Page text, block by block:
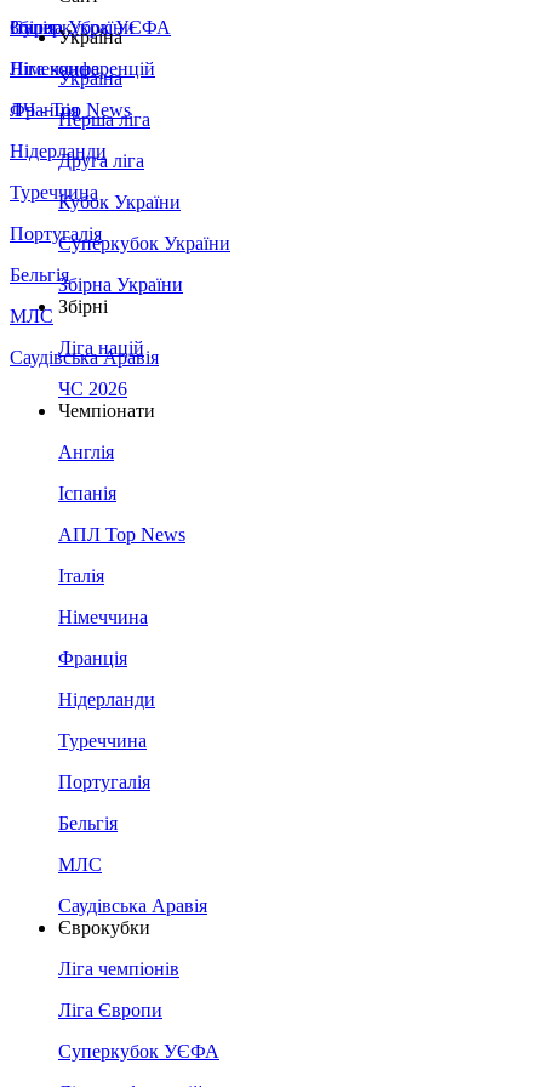
Збірна України
Італія
Німеччина
Франція
Нідерланди
Туреччина
Португалія
Бельгія
МЛС
Саудівська Аравія
Суперкубок УЄФА
Ліга конференцій
ЛЧ - Top News
Україна
Україна
Перша ліга
Друга ліга
Кубок України
Суперкубок України
Збірна України
Збірні
Ліга націй
ЧС 2026
Чемпіонати
Англія
Іспанія
АПЛ Top News
Італія
Німеччина
Франція
Нідерланди
Туреччина
Португалія
Бельгія
МЛС
Саудівська Аравія
Єврокубки
Ліга чемпіонів
Ліга Європи
Суперкубок УЄФА